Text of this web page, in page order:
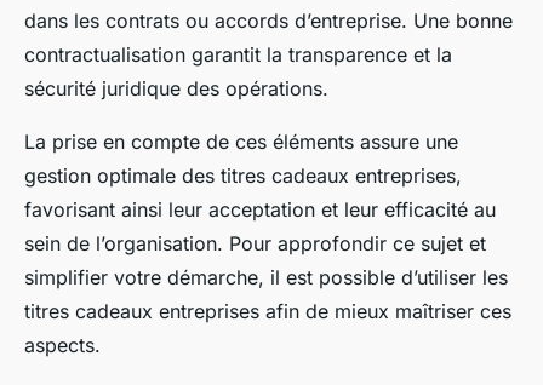
dans les contrats ou accords d’entreprise. Une bonne
contractualisation garantit la transparence et la
sécurité juridique des opérations.
La prise en compte de ces éléments assure une
gestion optimale des titres cadeaux entreprises,
favorisant ainsi leur acceptation et leur efficacité au
sein de l’organisation. Pour approfondir ce sujet et
simplifier votre démarche, il est possible d’utiliser les
titres cadeaux entreprises afin de mieux maîtriser ces
aspects.